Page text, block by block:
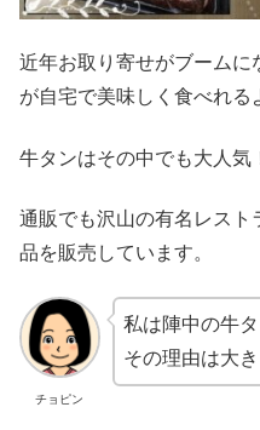
近年お取り寄せがブーム
が自宅で美味しく食べれる
牛タンはその中でも大人気
通販でも沢山の有名レス
品を販売しています。
チョピン
私は陣中の牛
その理由は大